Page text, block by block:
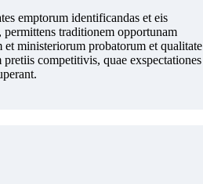
emptorum identificandas et eis
permittens traditionem opportunam
et ministeriorum probatorum et qualitate
pretiis competitivis, quae exspectationes